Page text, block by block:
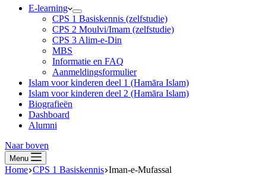
E-learning
CPS 1 Basiskennis (zelfstudie)
CPS 2 Moulvi/Imam (zelfstudie)
CPS 3 Alim-e-Din
MBS
Informatie en FAQ
Aanmeldingsformulier
Islam voor kinderen deel 1 (Hamāra Islam)
Islam voor kinderen deel 2 (Hamāra Islam)
Biografieën
Dashboard
Alumni
Naar boven
Menu
Home CPS 1 Basiskennis Iman-e-Mufassal